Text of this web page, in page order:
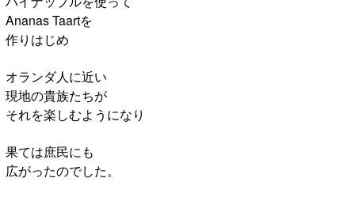
Ananas Taartを
作りはじめ
オランダ人に近い
現地の貴族たちが
それを楽しむようになり
果ては庶民にも
広がったのでした。